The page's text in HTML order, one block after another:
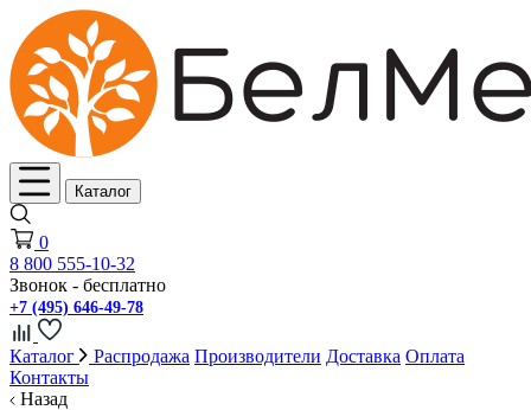
Каталог
0
8 800 555-10-32
Звонок - бесплатно
+7 (495) 646-49-78
Каталог Распродажа Производители Доставка Оплата
Контакты
Назад